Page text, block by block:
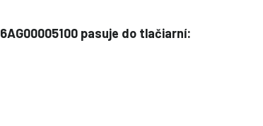
pasuje do tlačiarní: